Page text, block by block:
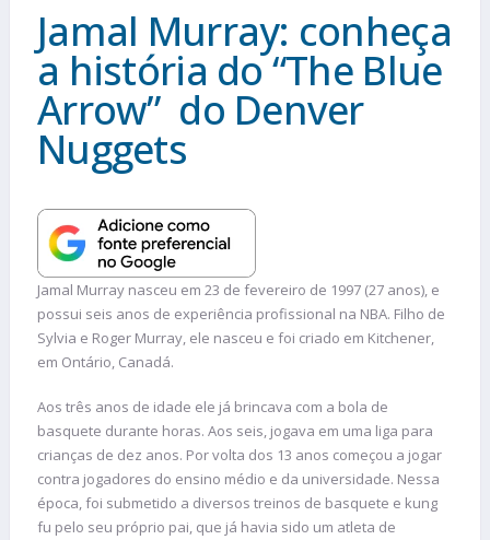
Jamal Murray: conheça
a história do “The Blue
Arrow” do Denver
Nuggets
Jamal Murray nasceu em 23 de fevereiro de 1997 (27 anos), e
possui seis anos de experiência profissional na NBA. Filho de
Sylvia e Roger Murray, ele nasceu e foi criado em Kitchener,
em Ontário, Canadá.
Aos três anos de idade ele já brincava com a bola de
basquete durante horas. Aos seis, jogava em uma liga para
crianças de dez anos. Por volta dos 13 anos começou a jogar
contra jogadores do ensino médio e da universidade. Nessa
época, foi submetido a diversos treinos de basquete e kung
fu pelo seu próprio pai, que já havia sido um atleta de